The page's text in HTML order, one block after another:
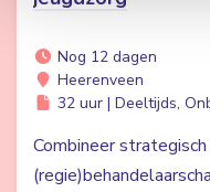
Nog 12 dagen
Heerenveen
32 uur | Deeltijds,
Combineer